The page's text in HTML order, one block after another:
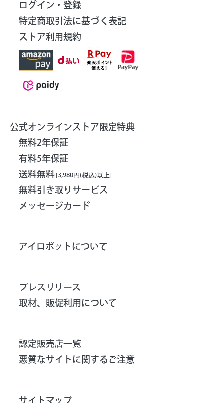
ログイン・登録
特定商取引法に基づく表記
ストア利用規約
公式オンラインストア限定特典
無料2年保証
有料5年保証
送料無料 [3,980円(税込)以上]
無料引き取りサービス
メッセージカード
アイロボットについて
プレスリリース
取材、販促利用について
認定販売店一覧
悪質なサイトに関するご注意
サイトマップ